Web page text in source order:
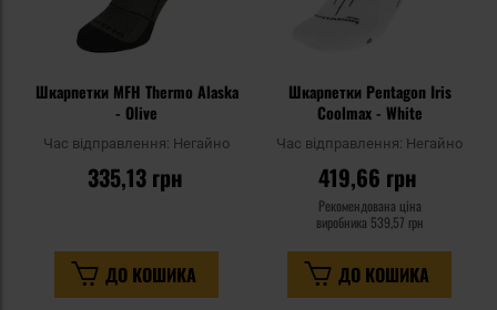
Шкарпетки MFH Thermo Alaska
- Olive
Час відправлення: Негайно
335,13 грн
ДО КОШИКА
Шкарпетки Pentagon Iris
Coolmax - White
Час відправлення: Негайно
419,66 грн
Рекомендована ціна
виробника 539,57 грн
ДО КОШИКА